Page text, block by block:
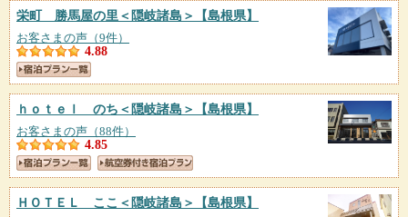
栄町 勝馬屋の里＜隠岐諸島＞ 【島根県】
お客さまの声（9件）
4.88
ｈｏｔｅｌ のち＜隠岐諸島＞ 【島根県】
お客さまの声（88件）
4.85
ＨＯＴＥＬ ここ＜隠岐諸島＞ 【島根県】